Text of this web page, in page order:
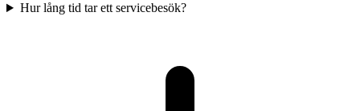
Hur lång tid tar ett servicebesök?